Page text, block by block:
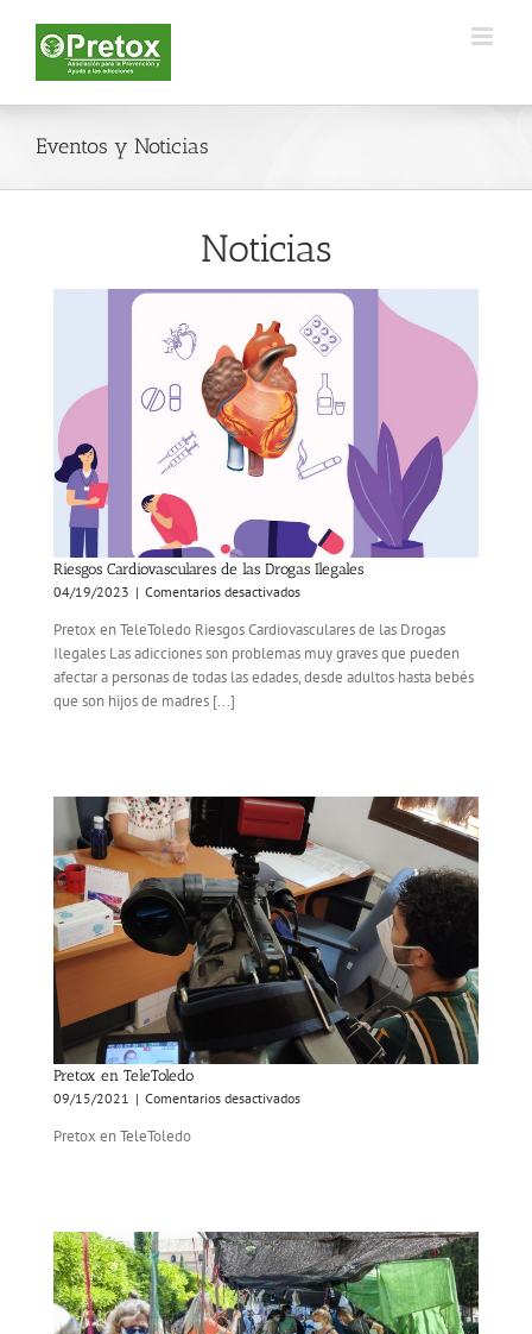
contenido
Eventos y Noticias
Noticias
Riesgos Cardiovasculares de las Drogas Ilegales
04/19/2023 | Comentarios desactivadosen
Cardiovasculares
de
las
Pretox en TeleToledo Riesgos Cardiovasculares de las Drogas
Ilegales Las adicciones son problemas muy graves que pueden
afectar a personas de todas las edades, desde adultos hasta bebés
que son hijos de madres [...]
Pretox en TeleToledo
09/15/2021 | Comentarios desactivadosen
Pretox en TeleToledo